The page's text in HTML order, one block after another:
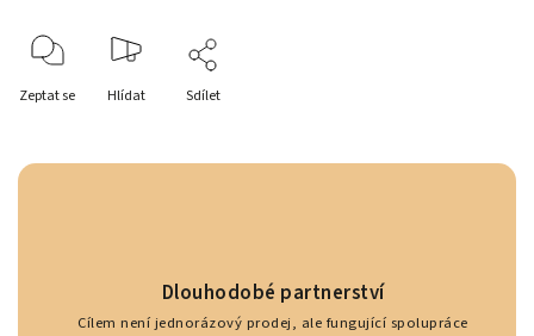
Zeptat se Hlídat Sdílet
Dlouhodobé partnerství
Cílem není jednorázový prodej, ale fungující spolupráce